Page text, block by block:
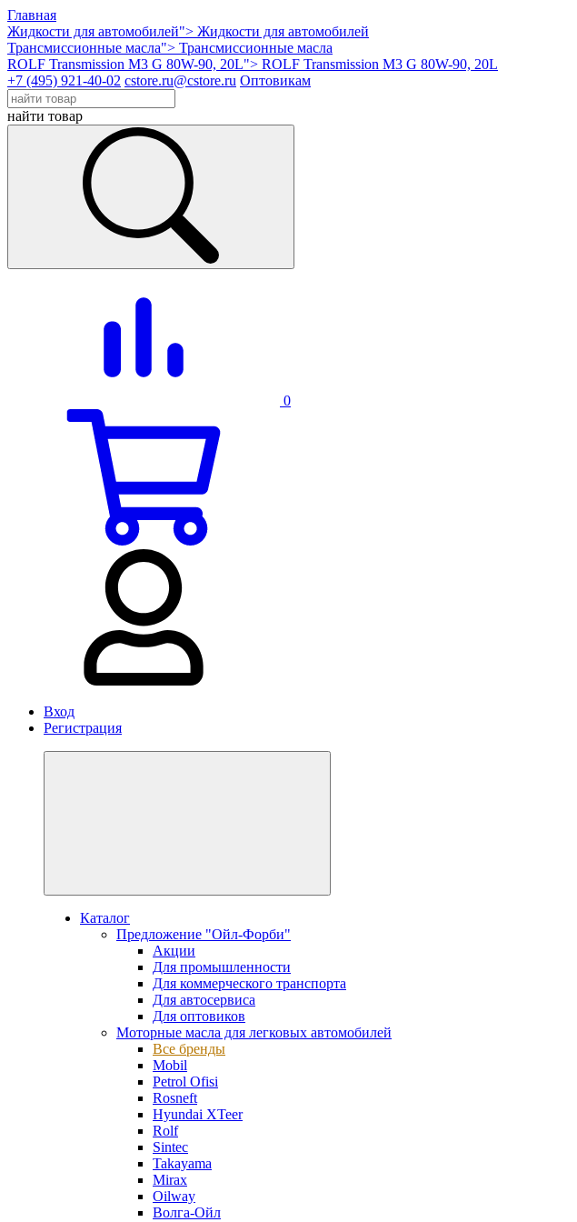
Главная
Жидкости для автомобилей"> Жидкости для автомобилей
Трансмиссионные масла"> Трансмиссионные масла
ROLF Transmission M3 G 80W-90, 20L"> ROLF Transmission M3 G 80W-90, 20L
+7 (495) 921-40-02 cstore.ru@cstore.ru Оптовикам
найти товар
0
Вход
Регистрация
Каталог
Предложение "Ойл-Форби"
Акции
Для промышленности
Для коммерческого транспорта
Для автосервиса
Для оптовиков
Моторные масла для легковых автомобилей
Все бренды
Mobil
Petrol Ofisi
Rosneft
Hyundai XTeer
Rolf
Sintec
Takayama
Mirax
Oilway
Волга-Ойл